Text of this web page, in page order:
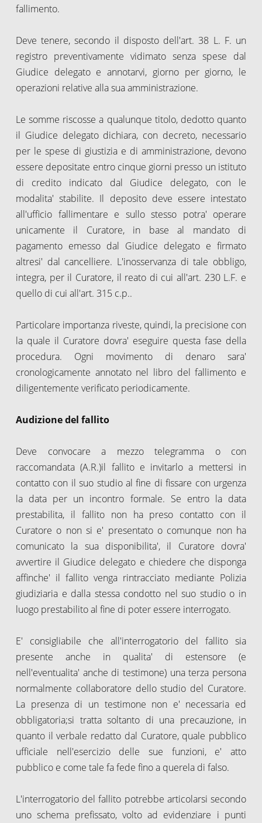
fallimento.
Deve tenere, secondo il disposto dell'art. 38 L. F. un
registro preventivamente vidimato senza spese dal
Giudice delegato e annotarvi, giorno per giorno, le
operazioni relative alla sua amministrazione.
Le somme riscosse a qualunque titolo, dedotto quanto
il Giudice delegato dichiara, con decreto, necessario
per le spese di giustizia e di amministrazione, devono
essere depositate entro cinque giorni presso un istituto
di credito indicato dal Giudice delegato, con le
modalita' stabilite. Il deposito deve essere intestato
all'ufficio fallimentare e sullo stesso potra' operare
unicamente il Curatore, in base al mandato di
pagamento emesso dal Giudice delegato e firmato
altresi' dal cancelliere. L'inosservanza di tale obbligo,
integra, per il Curatore, il reato di cui all'art. 230 L.F. e
quello di cui all'art. 315 c.p..
Particolare importanza riveste, quindi, la precisione con
la quale il Curatore dovra' eseguire questa fase della
procedura. Ogni movimento di denaro sara'
cronologicamente annotato nel libro del fallimento e
diligentemente verificato periodicamente.
Audizione del fallito
Deve convocare a mezzo telegramma o con
raccomandata (A.R.)il fallito e invitarlo a mettersi in
contatto con il suo studio al fine di fissare con urgenza
la data per un incontro formale. Se entro la data
prestabilita, il fallito non ha preso contatto con il
Curatore o non si e' presentato o comunque non ha
comunicato la sua disponibilita', il Curatore dovra'
avvertire il Giudice delegato e chiedere che disponga
affinche' il fallito venga rintracciato mediante Polizia
giudiziaria e dalla stessa condotto nel suo studio o in
luogo prestabilito al fine di poter essere interrogato.
E' consigliabile che all'interrogatorio del fallito sia
presente anche in qualita' di estensore (e
nell'eventualita' anche di testimone) una terza persona
normalmente collaboratore dello studio del Curatore.
La presenza di un testimone non e' necessaria ed
obbligatoria;si tratta soltanto di una precauzione, in
quanto il verbale redatto dal Curatore, quale pubblico
ufficiale nell'esercizio delle sue funzioni, e' atto
pubblico e come tale fa fede fino a querela di falso.
L'interrogatorio del fallito potrebbe articolarsi secondo
uno schema prefissato, volto ad evidenziare i punti